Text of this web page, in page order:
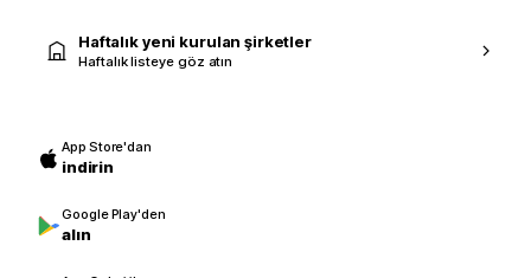
Haftalık yeni kurulan şirketler
Haftalık listeye göz atın
App Store'dan
indirin
Google Play'den
alın